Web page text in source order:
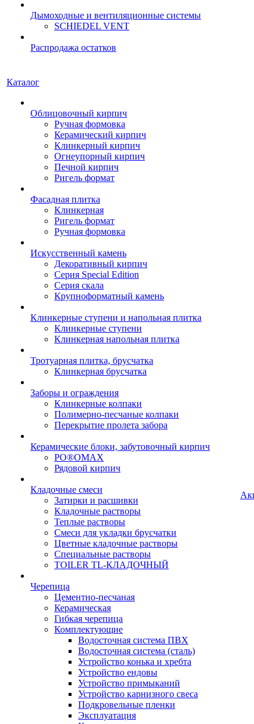
Дымоходные и вентиляционные системы
SCHIEDEL VENT
Распродажа остатков
Каталог
Облицовочный кирпич
Ручная формовка
Керамический кирпич
Клинкерный кирпич
Огнеупорный кирпич
Печной кирпич
Ригель формат
Фасадная плитка
Клинкерная
Ригель формат
Ручная формовка
Искусственный камень
Декоративный кирпич
Серия Special Edition
Серия скала
Крупноформатный камень
Клинкерные ступени и напольная плитка
Клинкерные ступени
Клинкерная напольная плитка
Тротуарная плитка, брусчатка
Клинкерная брусчатка
Заборы и ограждения
Клинкерные колпаки
Полимерно-песчаные колпаки
Перекрытие пролета забора
Керамические блоки, забутовочный кирпич
PO®OMAX
Рядовой кирпич
Кладочные смеси
Затирки и расшивки
Кладочные растворы
Теплые растворы
Смеси для укладки брусчатки
Цветные кладочные растворы
Специальные растворы
TOILER TL-КЛАДОЧНЫЙ
Черепица
Цементно-песчаная
Керамическая
Гибкая черепица
Комплектующие
Водосточная система ПВХ
Водосточная система (сталь)
Устройство конька и хребта
Устройство ендовы
Устройство примыканий
Устройство карнизного свеса
Подкровельные пленки
Эксплуатация